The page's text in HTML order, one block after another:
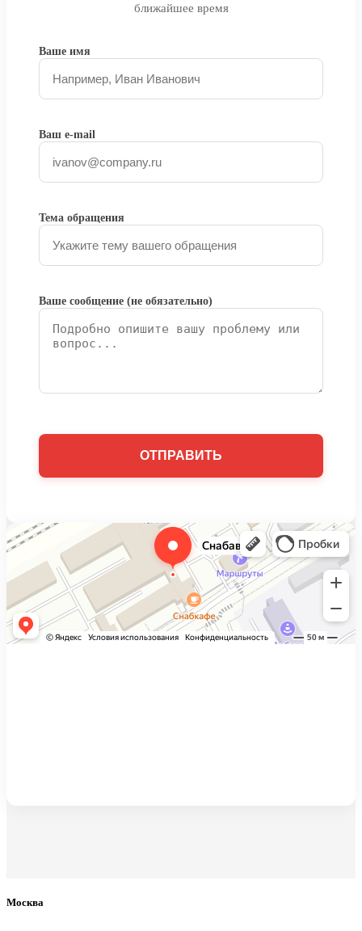
ближайшее время
Ваше имя
Ваш e-mail
Тема обращения
Ваше сообщение (не обязательно)
Москва